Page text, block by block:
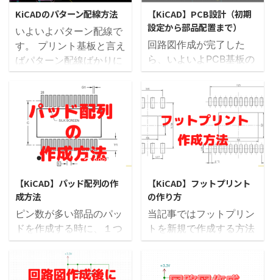
ルチェックの実行」は必
ず実施しておきましょ
う。 パターンが接触して
いたり、未結線等があれ
ば表示されますので、必
う。 ガーバーデータ出力
前の事前準備 ドリルと配
置のオフセット 全ての基
板の穴は機械で自動的に
空けるのですが、「ドリ
ルファイル」の座標に従
って実行されていきま
す。 その座標の基 ...
成できるので、ぜひ作成
しましょう。 ベタGND
の作成方法（ゾーンの塗
り潰し） 右側メニューの
「塗り潰しゾーンを追
レイヤーを選択します ネ
ットを選択します 「外形
を水平、垂直、45度に制
限」にチェックを入れる
※これにチェックを入れ
ておくと、ゾーンの作成
が綺麗に簡単に行えます
基板外 ...
KiCADのパターン配線方法
いよいよパターン配線で
す。 プリント基板と言え
ばパターン配線ばかりに
気を取られてしまいます
が、実は部品配置が一番
重要で、その部品配置に
よって良いパターン配線
ができるかどうかが決ま
ってきます。 パターン配
線は密集度が高い基板で
すと引き回すコツがあり
ますし、電気特性をしっ
かりと引き出す配線方法
など、ノウハウのかたま
りではあるのですが、と
りあえず線さえ回路図通
りに接続してしまえば動
【KiCAD】PCB設計（初期
設定から部品配置まで）
回路図作成が完了した
ら、いよいよPCB基板の
設計となります。 昔は専
門の業者さんへ依頼する
のが普通でしたが、今は
無料のCADで自分で作れ
るようになったで、良い
時代になったものです
ね。 PCB設計は部品を配
すが、実際に部品を配置
業が必要になります。 レ
イヤーの設定 デザインル
成 回路図シンボルとフッ
2021/6/15
【KiCAD】パッド配列の作
成方法
ピン数が多い部品のパッ
ドを作成する時に、１つ
ずつパッドを配置するの
は大変です。 そんな時に
便利な「パッド配列の作
2021/6/15
【KiCAD】フットプリント
の作り方
当記事ではフットプリン
トを新規で作成する方法
を紹介します。 ここでは
「PIC12F629」のフット